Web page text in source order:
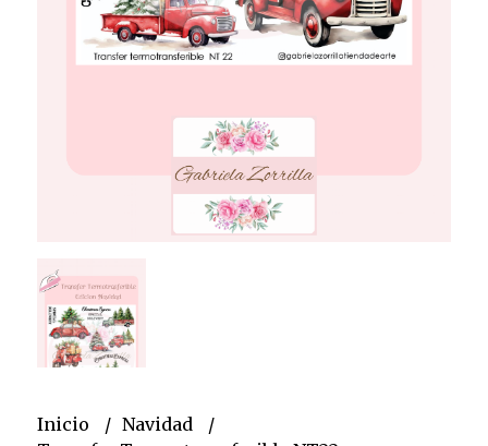
Inicio
Navidad